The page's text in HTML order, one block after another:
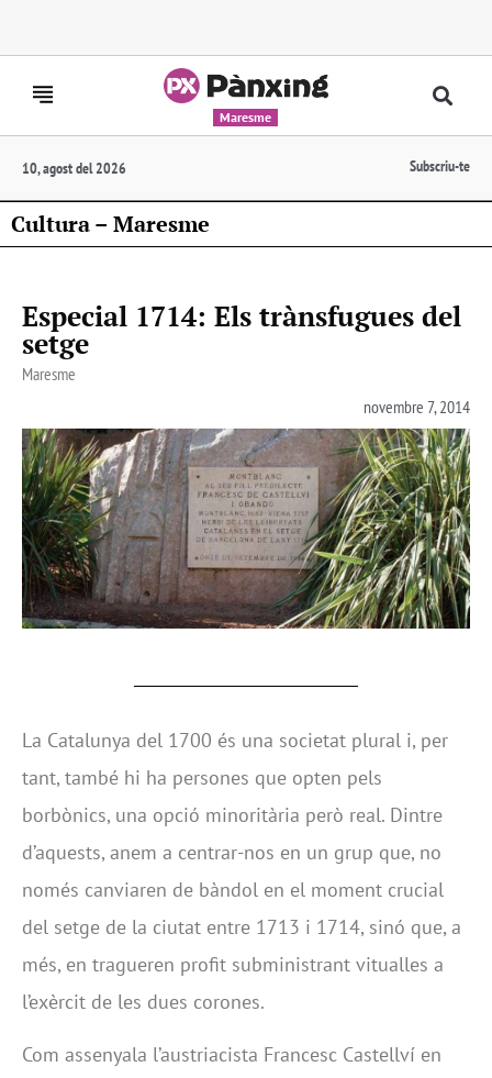
Maresme
10, agost del 2026 Subscriu-te
Cultura – Maresme
Especial 1714: Els trànsfugues del
setge
Maresme
novembre 7, 2014
La Catalunya del 1700 és una societat plural i, per
tant, també hi ha persones que opten pels
borbònics, una opció minoritària però real. Dintre
d’aquests, anem a centrar-nos en un grup que, no
només canviaren de bàndol en el moment crucial
del setge de la ciutat entre 1713 i 1714, sinó que, a
més, en tragueren profit subministrant vitualles a
l’exèrcit de les dues corones.
Com assenyala l’austriacista Francesc Castellví en